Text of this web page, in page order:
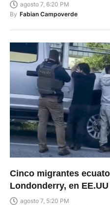
agosto 7, 6:20 PM
By Fabian Campoverde
Cinco migrantes
Londonderry, en EE.UU
agosto 7, 5:20 PM